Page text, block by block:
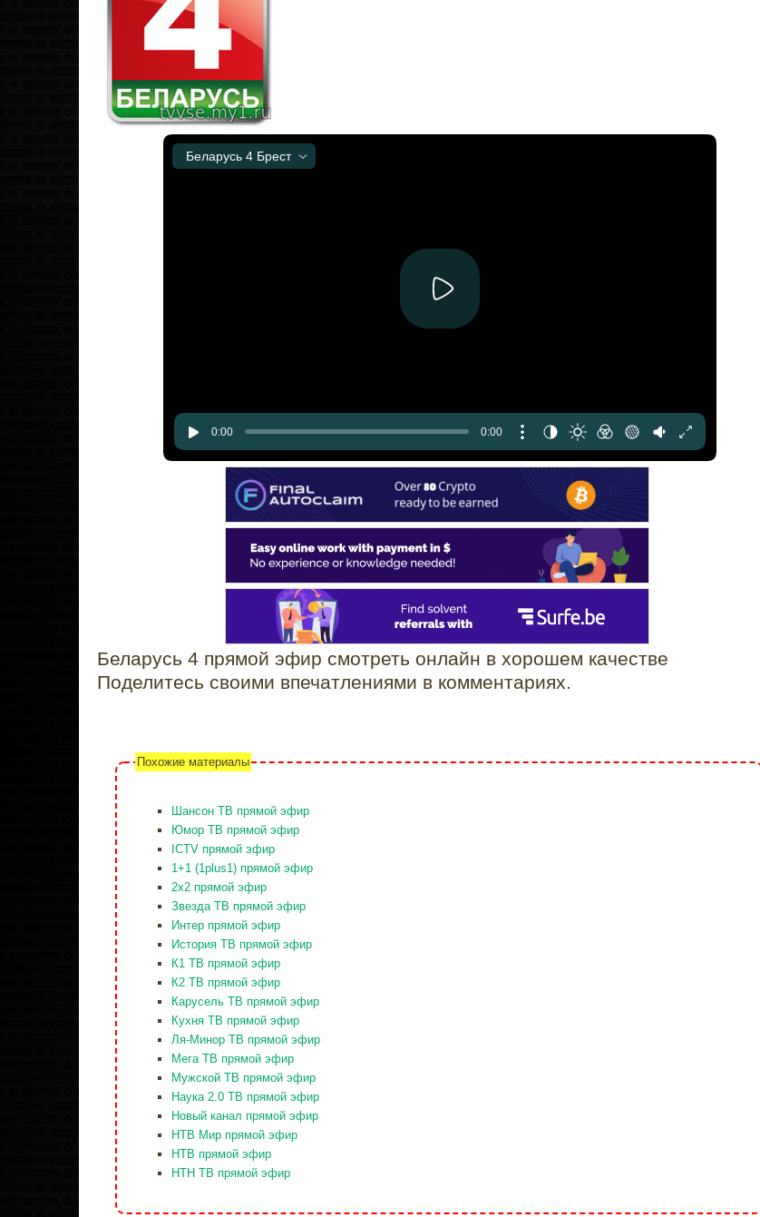
Беларусь 4 прямой эфир смотреть онлайн в хорошем качестве
Поделитесь своими впечатлениями в комментариях.
Похожие материалы
Шансон ТВ прямой эфир
Юмор ТВ прямой эфир
ICTV прямой эфир
1+1 (1plus1) прямой эфир
2x2 прямой эфир
Звезда ТВ прямой эфир
Интер прямой эфир
История ТВ прямой эфир
К1 ТВ прямой эфир
К2 ТВ прямой эфир
Карусель ТВ прямой эфир
Кухня ТВ прямой эфир
Ля-Минор ТВ прямой эфир
Мега ТВ прямой эфир
Мужской ТВ прямой эфир
Наука 2.0 ТВ прямой эфир
Новый канал прямой эфир
НТВ Мир прямой эфир
НТВ прямой эфир
НТН ТВ прямой эфир